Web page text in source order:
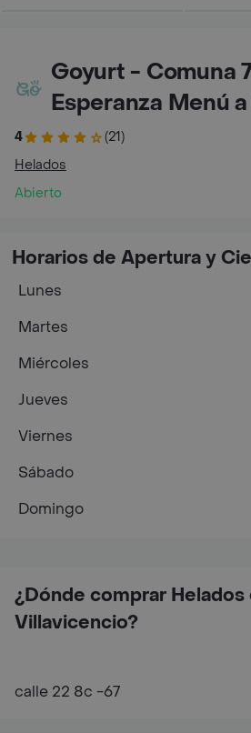
Goyurt - Comuna
Esperanza Menú
4
(21)
Helados
Abierto
¿Dónde comprar Helados
Villavicencio?
calle 22 8c -67
Horarios de Apertura y
Lunes
Martes
Miércoles
Jueves
Viernes
Sábado
Domingo